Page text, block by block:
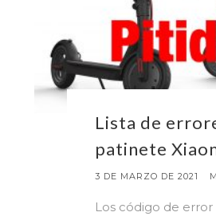
Lista de
patinete
3 DE MARZO DE 2021
Los código de